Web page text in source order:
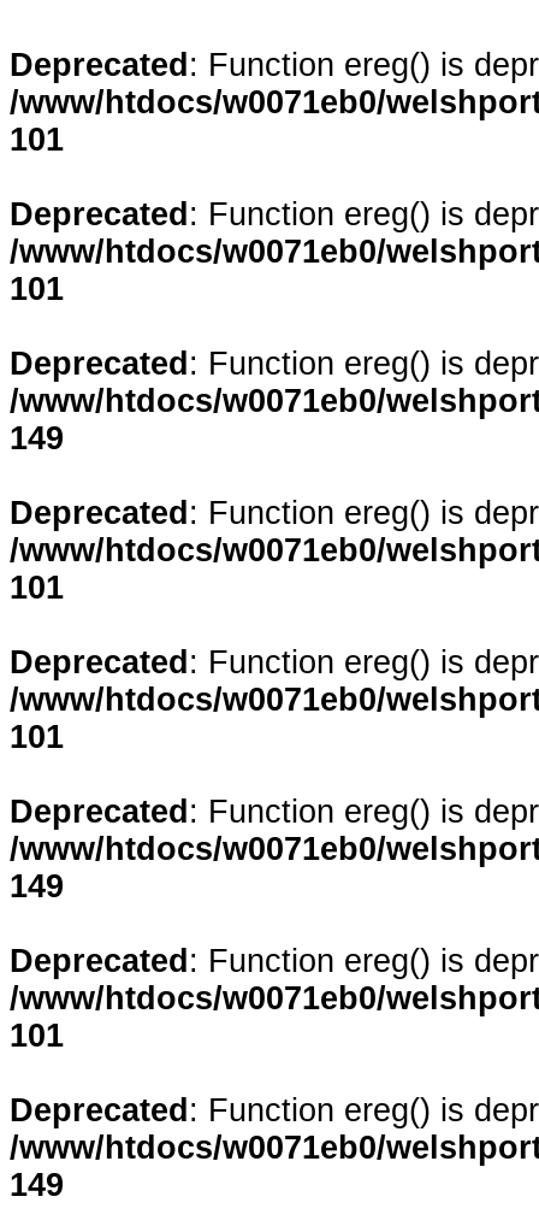
Deprecated : Function ereg() is
/www/htdocs/w0071eb0/
101
Deprecated : Function ereg() is
/www/htdocs/w0071eb0/
101
Deprecated : Function ereg() is
/www/htdocs/w0071eb0/
149
Deprecated : Function ereg() is
/www/htdocs/w0071eb0/
101
Deprecated : Function ereg() is
/www/htdocs/w0071eb0/
101
Deprecated : Function ereg() is
/www/htdocs/w0071eb0/
149
Deprecated : Function ereg() is
/www/htdocs/w0071eb0/
101
Deprecated : Function ereg() is
/www/htdocs/w0071eb0/
149